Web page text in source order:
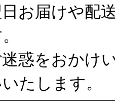
お届けや配
惑をおかけ
たします。